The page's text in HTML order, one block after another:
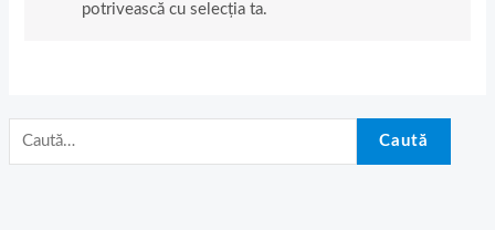
Caută
potrivească cu selecția ta.